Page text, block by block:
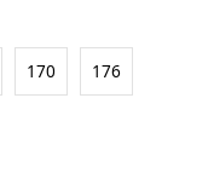
170 176